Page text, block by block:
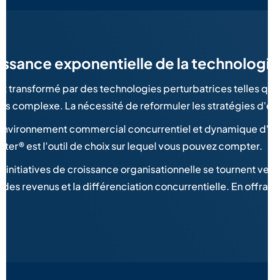
exponentielle de la
transformé par des technologies perturbatrices telles
complexe. La nécessité de reformuler les stratégies
commercial concurrentiel et dynamique
est l'outil de choix sur lequel vous pouvez compter.
de croissance organisationnelle se tournent
revenus et la différenciation concurrentielle. En